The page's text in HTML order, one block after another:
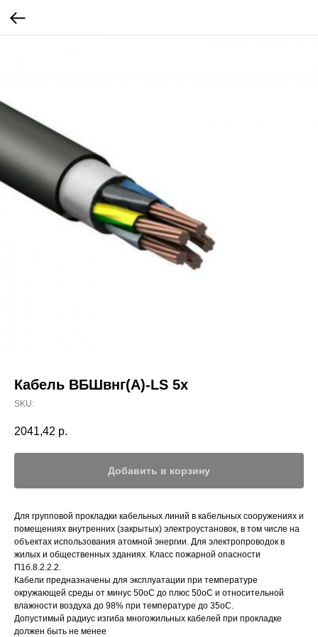
Кабель ВБШвнг(А)-LS 5х
SKU:
2041,42 р.
Добавить в корзину
Для групповой прокладки кабельных линий в кабельных сооружениях и
помещениях внутренних (закрытых) электроустановок, в том числе на
объектах использования атомной энергии. Для электропроводок в
жилых и общественных зданиях. Класс пожарной опасности
П1б.8.2.2.2.
Кабели предназначены для эксплуатации при температуре
окружающей среды от минус 50оС до плюс 50оС и относительной
влажности воздуха до 98% при температуре до 35оС.
Допустимый радиус изгиба многожильных кабелей при прокладке
должен быть не менее